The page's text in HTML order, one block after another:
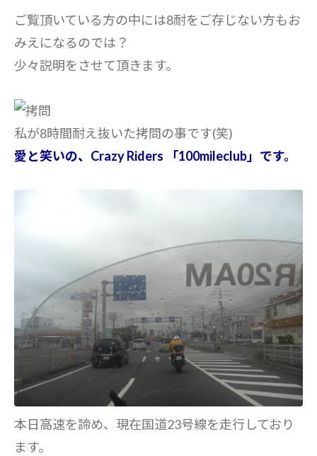
ご覧頂いている方の中には8耐をご存じない方もお
みえになるのでは？
少々説明をさせて頂きます。
私が8時間耐え抜いた拷問の事です(笑)
愛と笑いの、Crazy Riders 「100mileclub」です。
本日高速を諦め、現在国道23号線を走行しており
ます。